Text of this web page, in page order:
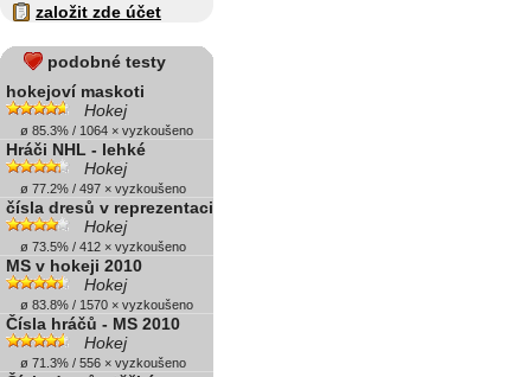
založit zde účet
podobné testy
hokejoví maskoti
Hokej
ø 85.3% / 1064 × vyzkoušeno
Hráči NHL - lehké
Hokej
ø 77.2% / 497 × vyzkoušeno
čísla dresů v reprezentaci
Hokej
ø 73.5% / 412 × vyzkoušeno
MS v hokeji 2010
Hokej
ø 83.8% / 1570 × vyzkoušeno
Čísla hráčů - MS 2010
Hokej
ø 71.3% / 556 × vyzkoušeno